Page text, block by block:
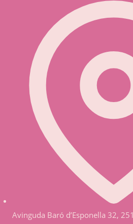
Avinguda Baró d’Esponella 32,